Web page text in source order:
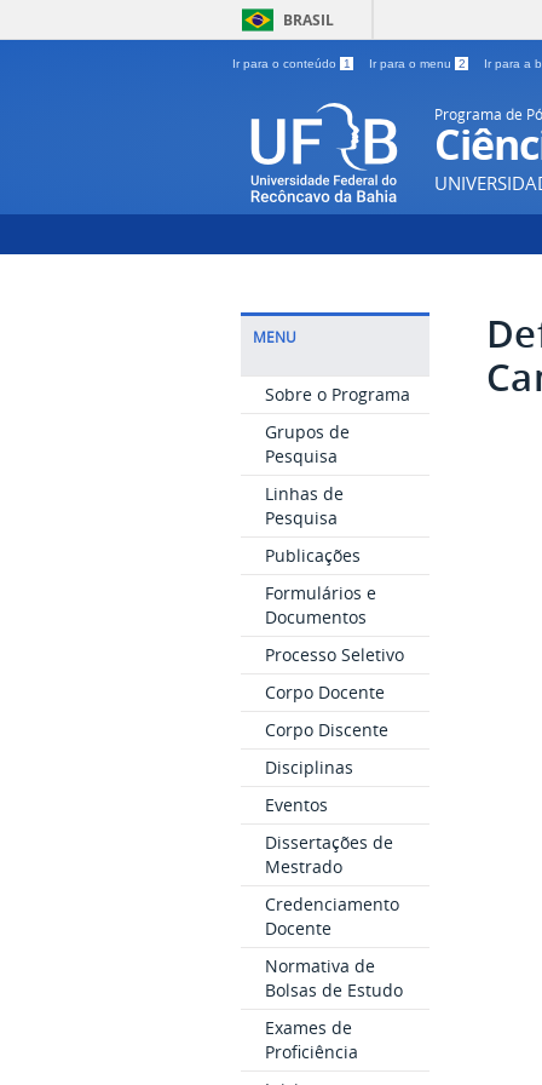
BRASIL
Ir para o conteúdo 1 Ir para o menu 2 Ir para a
Programa de
MENU
Sobre o Programa
Grupos de
Pesquisa
Linhas de
Pesquisa
Publicações
Formulários e
Documentos
Processo Seletivo
Corpo Docente
Corpo Discente
Disciplinas
Eventos
Dissertações de
Mestrado
Credenciamento
Docente
Normativa de
Bolsas de Estudo
Exames de
Proficiência